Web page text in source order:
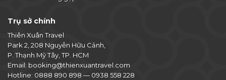
Trụ sở chính
Thiên Xuân Travel
Park 2, 208 Nguyễn Hữu Cảnh,
P. Thạnh Mỹ Tây, TP. HCM
Email: booking@thienxuantravel.com
Hotline: 0888 890 898 — 0938 558 228